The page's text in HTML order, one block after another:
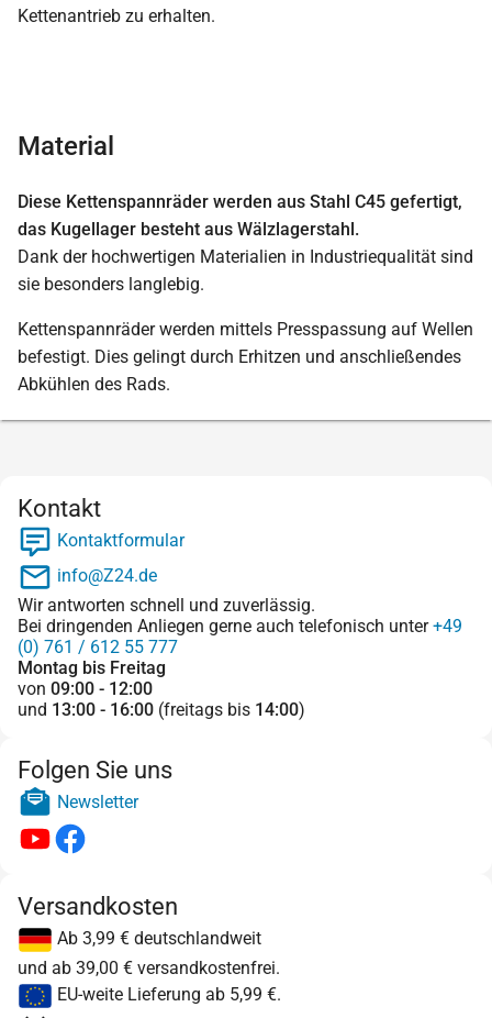
Kettenantrieb zu erhalten.
Material
Diese Kettenspannräder werden aus Stahl C45 gefertigt,
das Kugellager besteht aus Wälzlagerstahl.
Dank der hochwertigen Materialien in Industriequalität sind
sie besonders langlebig.
Kettenspannräder werden mittels Presspassung auf Wellen
befestigt. Dies gelingt durch Erhitzen und anschließendes
Abkühlen des Rads.
Kontakt
Kontaktformular
info@Z24.de
Wir antworten schnell und zuverlässig.
Bei dringenden Anliegen gerne auch telefonisch unter+49
(0) 761 / 612 55 777
Montag bis Freitag
von 09:00 - 12:00
und 13:00 - 16:00 (freitags bis 14:00)
Folgen Sie uns
Newsletter
Versandkosten
Ab 3,99 € deutschlandweit
und ab 39,00 € versandkostenfrei.
EU-weite Lieferung ab 5,99 €.